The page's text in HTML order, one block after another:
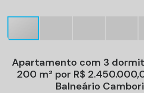
Apartamento com 3
200 m² por R$
Balneário